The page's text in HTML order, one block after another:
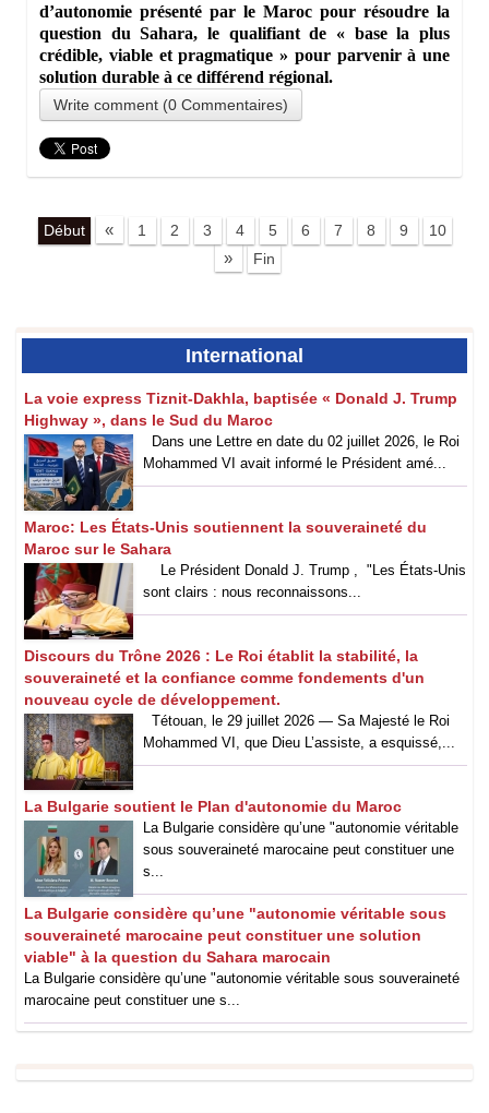
d’autonomie présenté par le Maroc pour résoudre la
question du Sahara, le qualifiant de « base la plus
crédible, viable et pragmatique » pour parvenir à une
solution durable à ce différend régional.
Write comment (0 Commentaires)
Début « 1 2 3 4 5 6 7 8 9 10
» Fin
International
La voie express Tiznit-Dakhla, baptisée « Donald J. Trump
Highway », dans le Sud du Maroc
Dans une Lettre en date du 02 juillet 2026, le Roi
Mohammed VI avait informé le Président amé...
Maroc: Les États-Unis soutiennent la souveraineté du
Maroc sur le Sahara
Le Président Donald J. Trump , "Les États-Unis
sont clairs : nous reconnaissons...
Discours du Trône 2026 : Le Roi établit la stabilité, la
souveraineté et la confiance comme fondements d'un
nouveau cycle de développement.
Tétouan, le 29 juillet 2026 — Sa Majesté le Roi
Mohammed VI, que Dieu L’assiste, a esquissé,...
La Bulgarie soutient le Plan d'autonomie du Maroc
La Bulgarie considère qu’une "autonomie véritable
sous souveraineté marocaine peut constituer une
s...
La Bulgarie considère qu’une "autonomie véritable sous
souveraineté marocaine peut constituer une solution
viable" à la question du Sahara marocain
La Bulgarie considère qu’une "autonomie véritable sous souveraineté
marocaine peut constituer une s...